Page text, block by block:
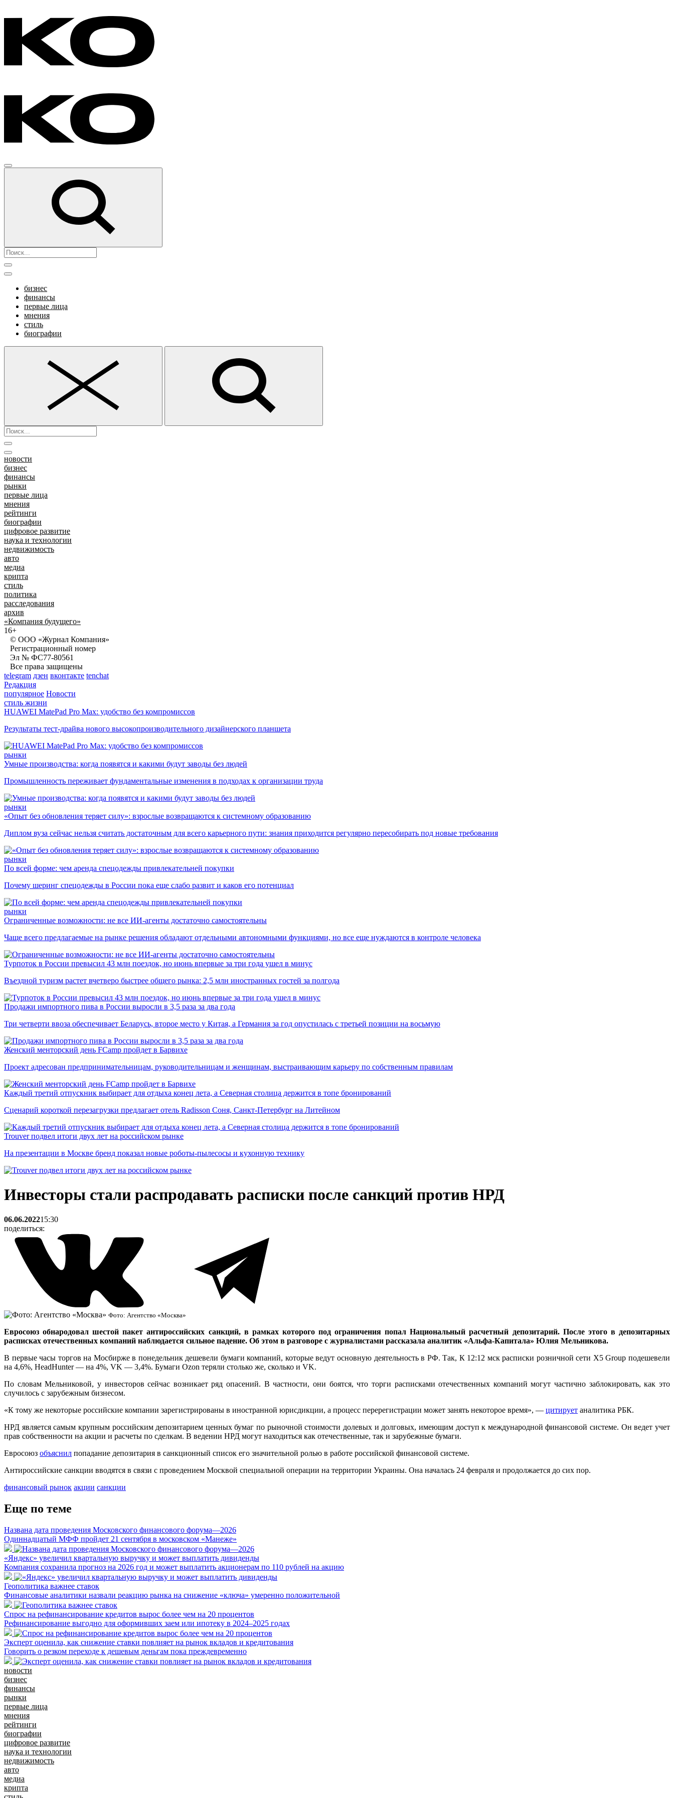
бизнес
финансы
первые лица
мнения
стиль
биографии
новости
бизнес
финансы
рынки
первые лица
мнения
рейтинги
биографии
цифровое развитие
наука и технологии
недвижимость
авто
медиа
крипта
стиль
политика
расследования
архив
«Компания будущего»
16+
© ООО «Журнал Компания»
Регистрационный номер
Эл № ФС77-80561
Все права защищены
telegram дзен вконтакте tenchat
Редакция
популярное Новости
стиль жизни
HUAWEI MatePad Pro Max: удобство без компромиссов
Результаты тест-драйва нового высокопроизводительного дизайнерского планшета
рынки
Умные производства: когда появятся и какими будут заводы без людей
Промышленность переживает фундаментальные изменения в подходах к организации труда
рынки
«Опыт без обновления теряет силу»: взрослые возвращаются к системному образованию
Диплом вуза сейчас нельзя считать достаточным для всего карьерного пути: знания приходится регулярно пересобирать под новые требования
рынки
По всей форме: чем аренда спецодежды привлекательней покупки
Почему шеринг спецодежды в России пока еще слабо развит и каков его потенциал
рынки
Ограниченные возможности: не все ИИ-агенты достаточно самостоятельны
Чаще всего предлагаемые на рынке решения обладают отдельными автономными функциями, но все еще нуждаются в контроле человека
Турпоток в России превысил 43 млн поездок, но июнь впервые за три года ушел в минус
Въездной туризм растет вчетверо быстрее общего рынка: 2,5 млн иностранных гостей за полгода
Продажи импортного пива в России выросли в 3,5 раза за два года
Три четверти ввоза обеспечивает Беларусь, второе место у Китая, а Германия за год опустилась с третьей позиции на восьмую
Женский менторский день FCamp пройдет в Барвихе
Проект адресован предпринимательницам, руководительницам и женщинам, выстраивающим карьеру по собственным правилам
Каждый третий отпускник выбирает для отдыха конец лета, а Северная столица держится в топе бронирований
Сценарий короткой перезагрузки предлагает отель Radisson Соня, Санкт-Петербург на Литейном
Trouver подвел итоги двух лет на российском рынке
На презентации в Москве бренд показал новые роботы-пылесосы и кухонную технику
Инвесторы стали распродавать расписки после санкций против НРД
06.06.202215:30
поделиться:
Фото: Агентство «Москва»
Евросоюз обнародовал шестой пакет антироссийских санкций, в рамках которого под ограничения попал Национальный расчетный депозитарий. После этого в депозитарных
расписках отечественных компаний наблюдается сильное падение. Об этом в разговоре с журналистами рассказала аналитик «Альфа-Капитала» Юлия Мельникова.
В первые часы торгов на Мосбирже в понедельник дешевели бумаги компаний, которые ведут основную деятельность в РФ. Так, К 12:12 мск расписки розничной сети X5 Group подешевели
на 4,6%, HeadHunter — на 4%, VK — 3,4%. Бумаги Ozon теряли столько же, сколько и VK.
По словам Мельниковой, у инвесторов сейчас возникает ряд опасений. В частности, они боятся, что торги расписками отечественных компаний могут частично заблокировать, как это
случилось с зарубежным бизнесом.
«К тому же некоторые российские компании зарегистрированы в иностранной юрисдикции, а процесс перерегистрации может занять некоторое время», — цитирует аналитика РБК.
НРД является самым крупным российским депозитарием ценных бумаг по рыночной стоимости долевых и долговых, имеющим доступ к международной финансовой системе. Он ведет учет
прав собственности на акции и расчеты по сделкам. В ведении НРД могут находиться как отечественные, так и зарубежные бумаги.
Евросоюз объяснил попадание депозитария в санкционный список его значительной ролью в работе российской финансовой системе.
Антироссийские санкции вводятся в связи с проведением Москвой специальной операции на территории Украины. Она началась 24 февраля и продолжается до сих пор.
финансовый рынок акции санкции
Еще по теме
Названа дата проведения Московского финансового форума—2026
Одиннадцатый МФФ пройдет 21 сентября в московском «Манеже»
«Яндекс» увеличил квартальную выручку и может выплатить дивиденды
Компания сохранила прогноз на 2026 год и может выплатить акционерам по 110 рублей на акцию
Геополитика важнее ставок
Финансовые аналитики назвали реакцию рынка на снижение «ключа» умеренно положительной
Спрос на рефинансирование кредитов вырос более чем на 20 процентов
Рефинансирование выгодно для оформивших заем или ипотеку в 2024–2025 годах
Эксперт оценила, как снижение ставки повлияет на рынок вкладов и кредитования
Говорить о резком переходе к дешевым деньгам пока преждевременно
новости
бизнес
финансы
рынки
первые лица
мнения
рейтинги
биографии
цифровое развитие
наука и технологии
недвижимость
авто
медиа
крипта